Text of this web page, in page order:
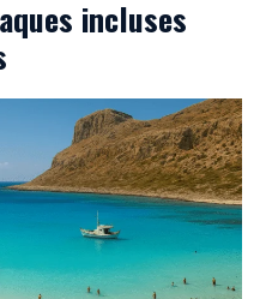
incluses